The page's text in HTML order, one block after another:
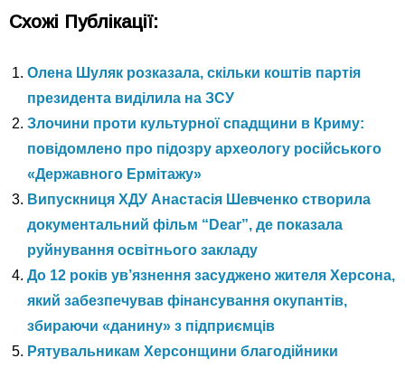
Схожі Публікації:
Олена Шуляк розказала, скільки коштів партія
президента виділила на ЗСУ
Злочини проти культурної спадщини в Криму:
повідомлено про підозру археологу російського
«Державного Ермітажу»
Випускниця ХДУ Анастасія Шевченко створила
документальний фільм “Dear”, де показала
руйнування освітнього закладу
До 12 років ув’язнення засуджено жителя Херсона,
який забезпечував фінансування окупантів,
збираючи «данину» з підприємців
Рятувальникам Херсонщини благодійники